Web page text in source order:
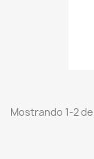
Mostrando 1-2